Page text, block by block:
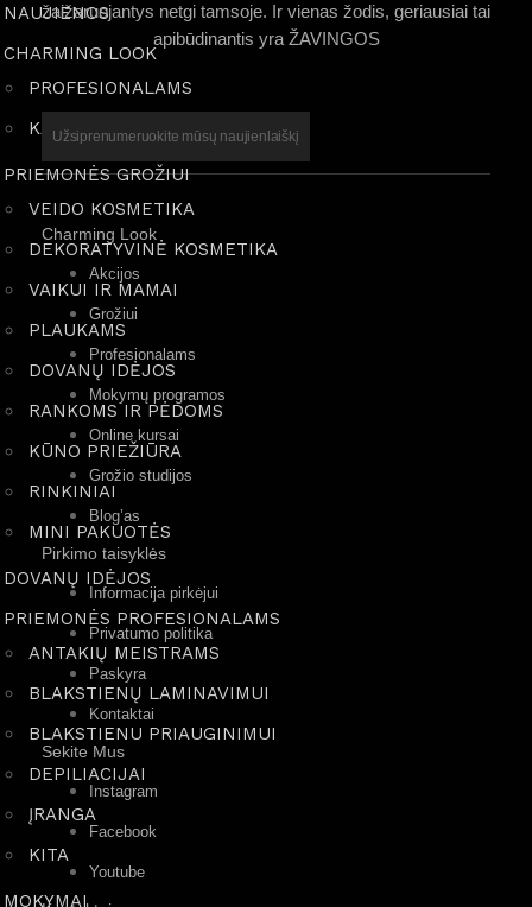
NAUJIENOS
CHARMING LOOK
PROFESIONALAMS
KASDIENIAM GROŽIUI
PRIEMONĖS GROŽIUI
VEIDO KOSMETIKA
DEKORATYVINĖ KOSMETIKA
VAIKUI IR MAMAI
PLAUKAMS
DOVANŲ IDĖJOS
RANKOMS IR PĖDOMS
KŪNO PRIEŽIŪRA
RINKINIAI
MINI PAKUOTĖS
DOVANŲ IDĖJOS
PRIEMONĖS PROFESIONALAMS
ANTAKIŲ MEISTRAMS
BLAKSTIENŲ LAMINAVIMUI
BLAKSTIENU PRIAUGINIMUI
DEPILIACIJAI
ĮRANGA
KITA
MOKYMAI
žaižaruojantys netgi tamsoje. Ir vienas žodis, geriausiai tai
apibūdinantis yra ŽAVINGOS
Užsiprenumeruokite mūsų naujienlaiškį
Charming Look
Akcijos
Grožiui
Profesionalams
Mokymų programos
Online kursai
Grožio studijos
Blog’as
Pirkimo taisyklės
Informacija pirkėjui
Privatumo politika
Paskyra
Kontaktai
Sekite Mus
Instagram
Facebook
Youtube